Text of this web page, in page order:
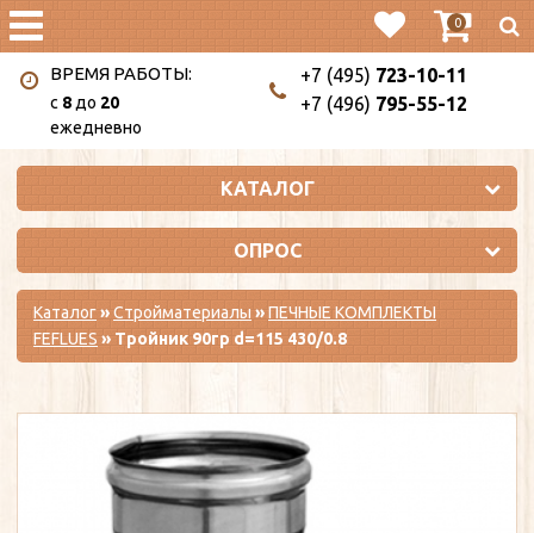
0
ВРЕМЯ РАБОТЫ:
c 8 до 20
ежедневно
+7 (495) 723-10-11
+7 (496) 795-55-12
КАТАЛОГ
ОПРОС
Каталог»Стройматериалы »ПЕЧНЫЕ КОМПЛЕКТЫ
FEFLUES » Тройник 90гр d=115 430/0.8